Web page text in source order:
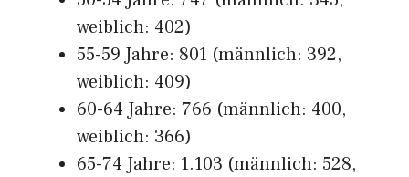
weiblich: 402)
55-59 Jahre: 801 (männlich: 392,
weiblich: 409)
60-64 Jahre: 766 (männlich: 400,
weiblich: 366)
65-74 Jahre: 1.103 (männlich: 528,